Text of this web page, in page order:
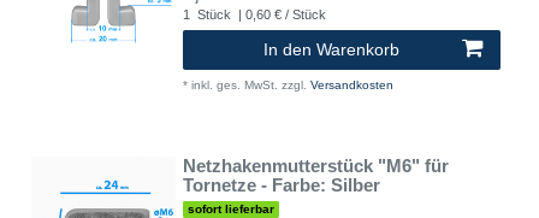
1 Stück | 0,60 € / Stück
In den Warenkorb
* inkl. ges. MwSt. zzgl. Versandkosten
Netzhakenmutterstück "M6" für
Tornetze - Farbe: Silber
sofort lieferbar